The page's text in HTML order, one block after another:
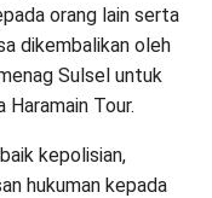
orang lain serta
dikembalikan oleh
Sulsel untuk
Tour.
kepolisian,
hukuman kepada